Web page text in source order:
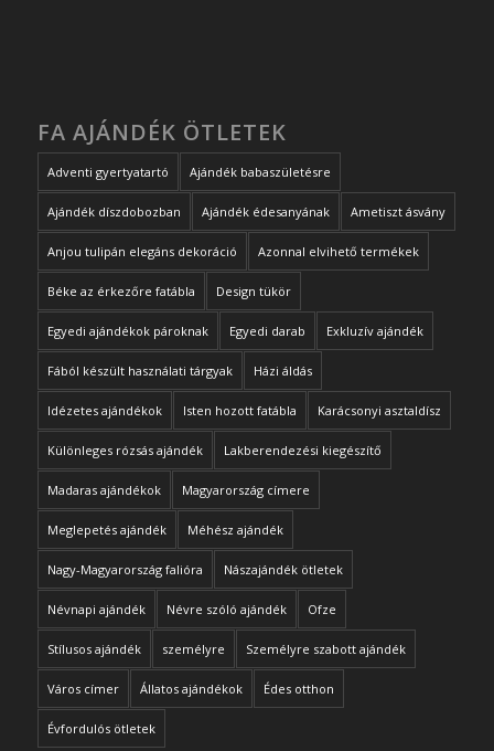
FA AJÁNDÉK ÖTLETEK
Adventi gyertyatartó Ajándék babaszületésre
Ajándék díszdobozban Ajándék édesanyának Ametiszt ásvány
Anjou tulipán elegáns dekoráció Azonnal elvihető termékek
Béke az érkezőre fatábla Design tükör
Egyedi ajándékok pároknak Egyedi darab Exkluzív ajándék
Fából készült használati tárgyak Házi áldás
Idézetes ajándékok Isten hozott fatábla Karácsonyi asztaldísz
Különleges rózsás ajándék Lakberendezési kiegészítő
Madaras ajándékok Magyarország címere
Meglepetés ajándék Méhész ajándék
Nagy-Magyarország falióra Nászajándék ötletek
Névnapi ajándék Névre szóló ajándék Ofze
Stílusos ajándék személyre Személyre szabott ajándék
Város címer Állatos ajándékok Édes otthon
Évfordulós ötletek